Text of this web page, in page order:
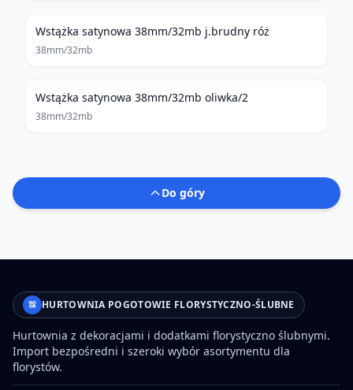
Wstążka satynowa 38mm/32mb j.brudny róż
38mm/32mb
Wstążka satynowa 38mm/32mb oliwka/2
38mm/32mb
Do góry
HURTOWNIA POGOTOWIE FLORYSTYCZNO-ŚLUBNE
Hurtownia z dekoracjami i dodatkami florystyczno ślubnymi.
Import bezpośredni i szeroki wybór asortymentu dla
florystów.